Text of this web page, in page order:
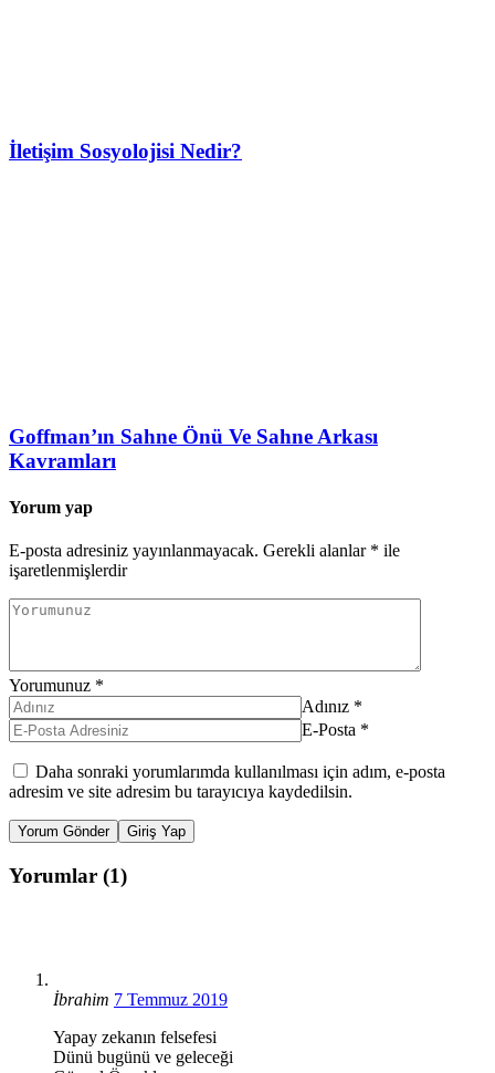
İletişim Sosyolojisi Nedir?
Goffman’ın Sahne Önü Ve Sahne Arkası
Kavramları
Yorum yap
E-posta adresiniz yayınlanmayacak. Gerekli alanlar * ile
işaretlenmişlerdir
Yorumunuz *
Adınız *
E-Posta *
Daha sonraki yorumlarımda kullanılması için adım, e-posta
adresim ve site adresim bu tarayıcıya kaydedilsin.
Yorum Gönder Giriş Yap
Yorumlar (1)
İbrahim 7 Temmuz 2019
Yapay zekanın felsefesi
Dünü bugünü ve geleceği